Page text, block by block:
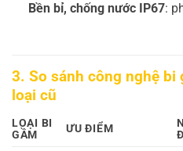
Bền bỉ, chống nước IP67:
3. So sánh công nghệ bi
loại cũ
LOẠI BI
GẦM
ƯU ĐIỂM